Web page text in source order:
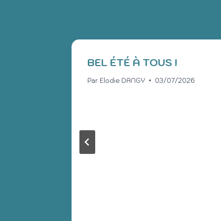
BEL ÉTÉ À TOUS !
Par Elodie DANGY 03/07/2026